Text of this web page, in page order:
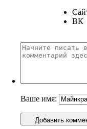
ВК
Ваше имя:
Добавить